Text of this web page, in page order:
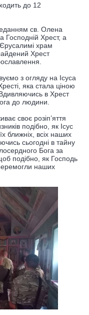
до 12
св. Олена
Господній Хрест, а
храм
Хрест
з огляду на Ісуса
яка стала ціною
Вдивляючись в Хрест
до людини.
своє розіп’яття
подібно, як Ісус
ближніх, всіх наших
сьогодні в тайну
Бога за
подібно, як Господь
наших